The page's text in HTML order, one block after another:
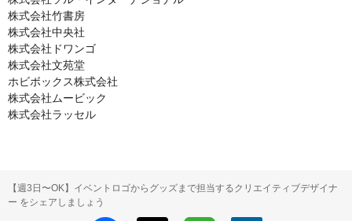
株式会社竹書房
株式会社中央社
株式会社ドワンゴ
株式会社文苑堂
ホビボックス株式会社
株式会社ムービック
株式会社ラッセル
【週3日〜OK】イベントロゴからグッズまで担当するクリエイティブデザイナ
ー をシェアしましょう